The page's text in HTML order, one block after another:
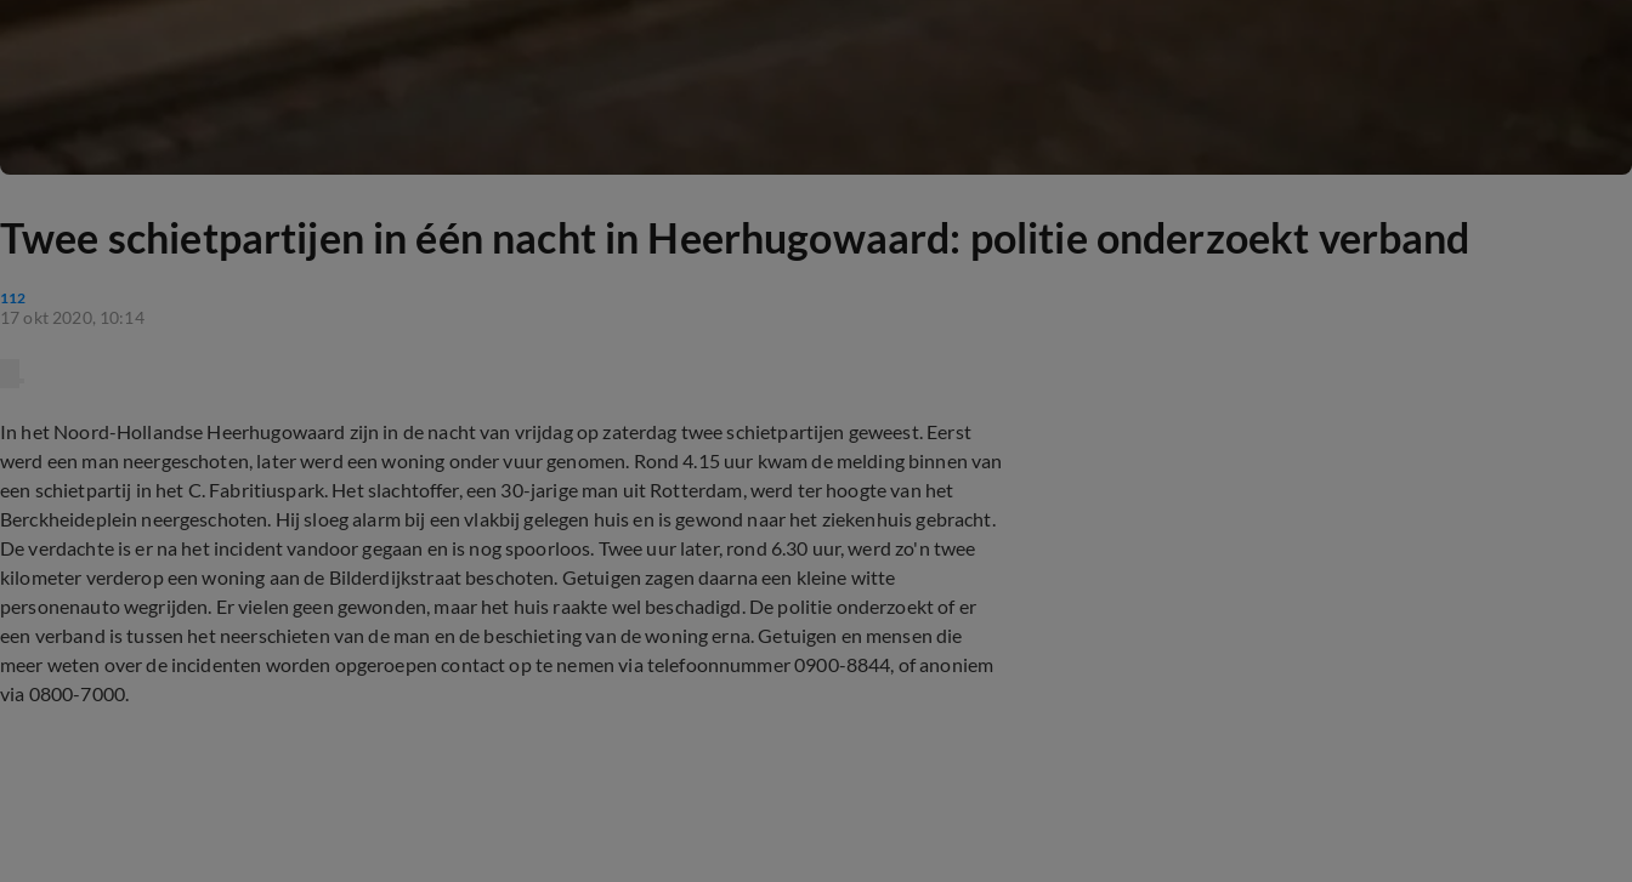
Twee schietpartijen in één nacht in Heerhugowaard: politie onderzoekt verband
112
17 okt 2020, 10:14
In het Noord-Hollandse Heerhugowaard zijn in de nacht van vrijdag op zaterdag twee schietpartijen geweest. Eerst
werd een man neergeschoten, later werd een woning onder vuur genomen. Rond 4.15 uur kwam de melding binnen van
een schietpartij in het C. Fabritiuspark. Het slachtoffer, een 30-jarige man uit Rotterdam, werd ter hoogte van het
Berckheideplein neergeschoten. Hij sloeg alarm bij een vlakbij gelegen huis en is gewond naar het ziekenhuis gebracht.
De verdachte is er na het incident vandoor gegaan en is nog spoorloos. Twee uur later, rond 6.30 uur, werd zo'n twee
kilometer verderop een woning aan de Bilderdijkstraat beschoten. Getuigen zagen daarna een kleine witte
personenauto wegrijden. Er vielen geen gewonden, maar het huis raakte wel beschadigd. De politie onderzoekt of er
een verband is tussen het neerschieten van de man en de beschieting van de woning erna. Getuigen en mensen die
meer weten over de incidenten worden opgeroepen contact op te nemen via telefoonnummer 0900-8844, of anoniem
via 0800-7000.